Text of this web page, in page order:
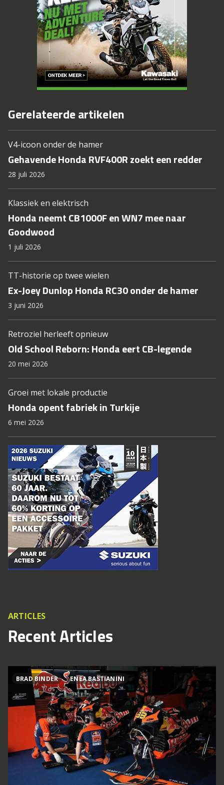
Gerelateerde artikelen
V4-icoon onder de hamer
Gehavende Honda RVF400R zoekt een redder
28 juli 2026
Klassiek en elektrisch
Honda neemt CB1000F en WN7 mee naar
Goodwood
1 juli 2026
TT-historie op twee wielen
Ex-Joey Dunlop Honda RC30 onder de hamer
3 juni 2026
Retroziel herleeft opnieuw
Old School Reborn: Honda eert CB-legende
20 mei 2026
Groei met lokale productie
Honda opent fabriek in Turkije
6 mei 2026
ARTICLES
Recent Articles
BRAD BINDER ENEA BASTIANINI